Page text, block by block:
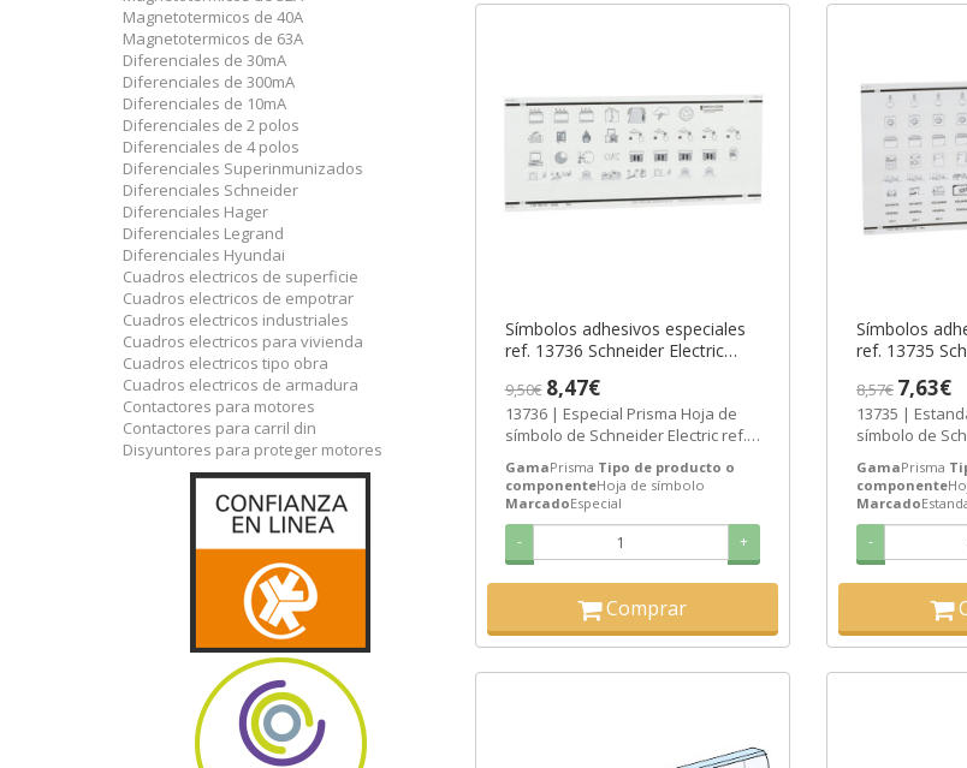
Símbolos adhesivos especiales
ref. 13736 Schneider Electric
9,50€ 8,47€
13736 | Especial Prisma Hoja de
símbolo de Schneider Electric ref.
GamaPrisma Tipo de producto o
componenteHoja de símbolo
MarcadoEspecial
- +
Comprar
Símbolos
ref. 13735
8,57€ 7,63€
13735 |
símbolo de
GamaPrisma
componente
Marcado
-
Magnetotermicos de 40A
Magnetotermicos de 63A
Diferenciales de 30mA
Diferenciales de 300mA
Diferenciales de 10mA
Diferenciales de 2 polos
Diferenciales de 4 polos
Diferenciales Superinmunizados
Diferenciales Schneider
Diferenciales Hager
Diferenciales Legrand
Diferenciales Hyundai
Cuadros electricos de superficie
Cuadros electricos de empotrar
Cuadros electricos industriales
Cuadros electricos para vivienda
Cuadros electricos tipo obra
Cuadros electricos de armadura
Contactores para motores
Contactores para carril din
Disyuntores para proteger motores